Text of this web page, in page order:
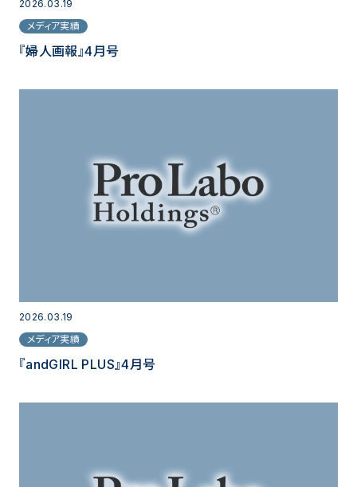
2026.03.19
メディア実績
『婦人画報』4月号
2026.03.19
メディア実績
『andGIRL PLUS』4月号